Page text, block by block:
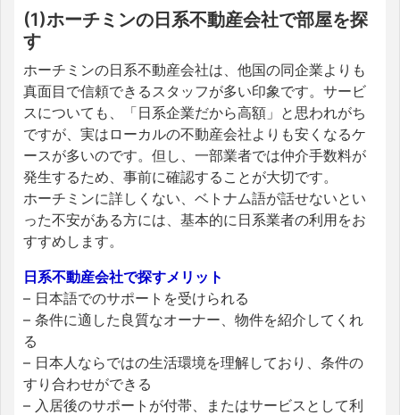
(1)ホーチミンの日系不動産会社で部屋を探
す
ホーチミンの日系不動産会社は、他国の同企業よりも
真面目で信頼できるスタッフが多い印象です。サービ
スについても、「日系企業だから高額」と思われがち
ですが、実はローカルの不動産会社よりも安くなるケ
ースが多いのです。但し、一部業者では仲介手数料が
発生するため、事前に確認することが大切です。
ホーチミンに詳しくない、ベトナム語が話せないとい
った不安がある方には、基本的に日系業者の利用をお
すすめします。
日系不動産会社で探すメリット
– 日本語でのサポートを受けられる
– 条件に適した良質なオーナー、物件を紹介してくれ
る
– 日本人ならではの生活環境を理解しており、条件の
すり合わせができる
– 入居後のサポートが付帯、またはサービスとして利